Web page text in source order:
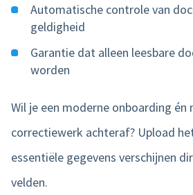
Automatische controle van
geldigheid
Garantie dat alleen leesbare
worden
Wil je een moderne onboarding én
correctiewerk achteraf? Upload
essentiële gegevens verschijnen
velden.